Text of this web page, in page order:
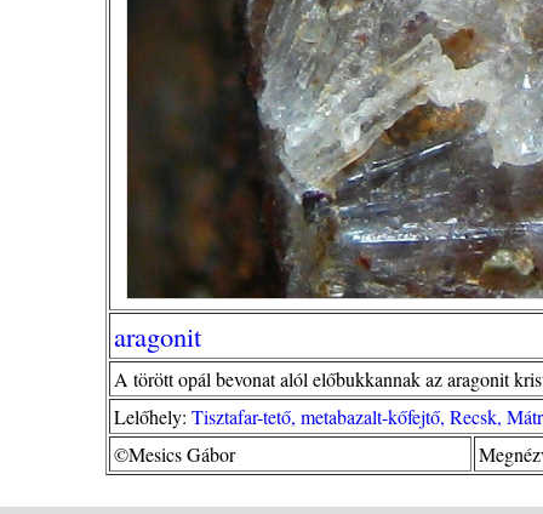
aragonit
A törött opál bevonat alól előbukkannak az aragonit
Lelőhely: Tisztafar-tető, metabazalt-kőfejtő, Recsk,
©Mesics Gábor